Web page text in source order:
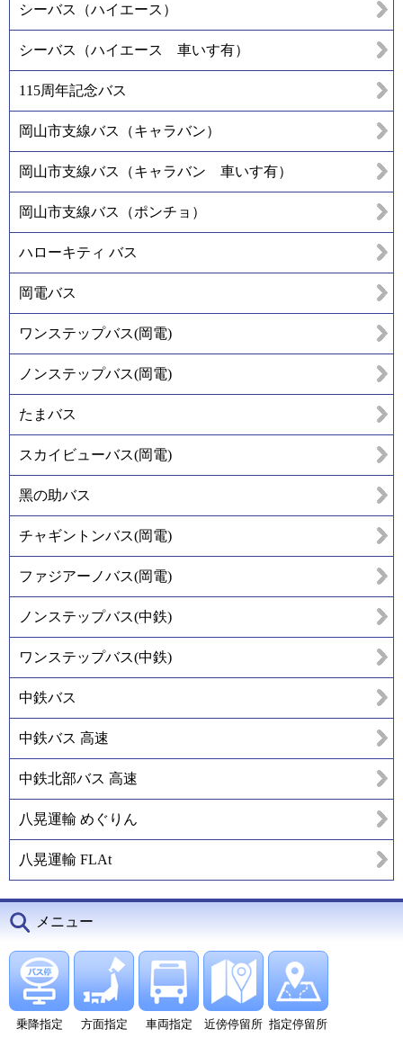
シーバス（ハイエース）
シーバス（ハイエース 車いす有）
115周年記念バス
岡山市支線バス（キャラバン）
岡山市支線バス（キャラバン 車いす有）
岡山市支線バス（ポンチョ）
ハローキティ バス
岡電バス
ワンステップバス(岡電)
ノンステップバス(岡電)
たまバス
スカイビューバス(岡電)
黑の助バス
チャギントンバス(岡電)
ファジアーノバス(岡電)
ノンステップバス(中鉄)
ワンステップバス(中鉄)
中鉄バス
中鉄バス 高速
中鉄北部バス 高速
八晃運輸 めぐりん
八晃運輸 FLAt
メニュー
乗降指定 方面指定 車両指定 近傍停留所 指定停留所